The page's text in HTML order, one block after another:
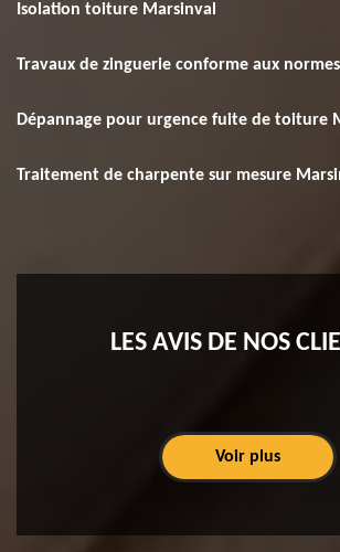
Isolation toiture Marsinval
Travaux de zinguerie conforme aux
Dépannage pour urgence fuite de toiture
Traitement de charpente sur mesure
LES AVIS DE NOS
Voir plus